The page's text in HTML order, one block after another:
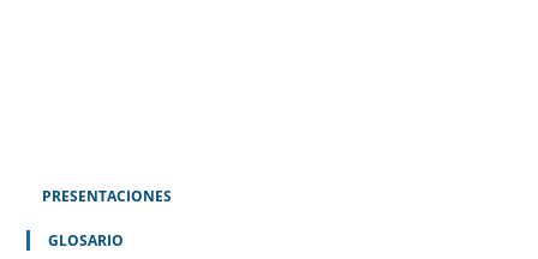
PRESENTACIONES
GLOSARIO